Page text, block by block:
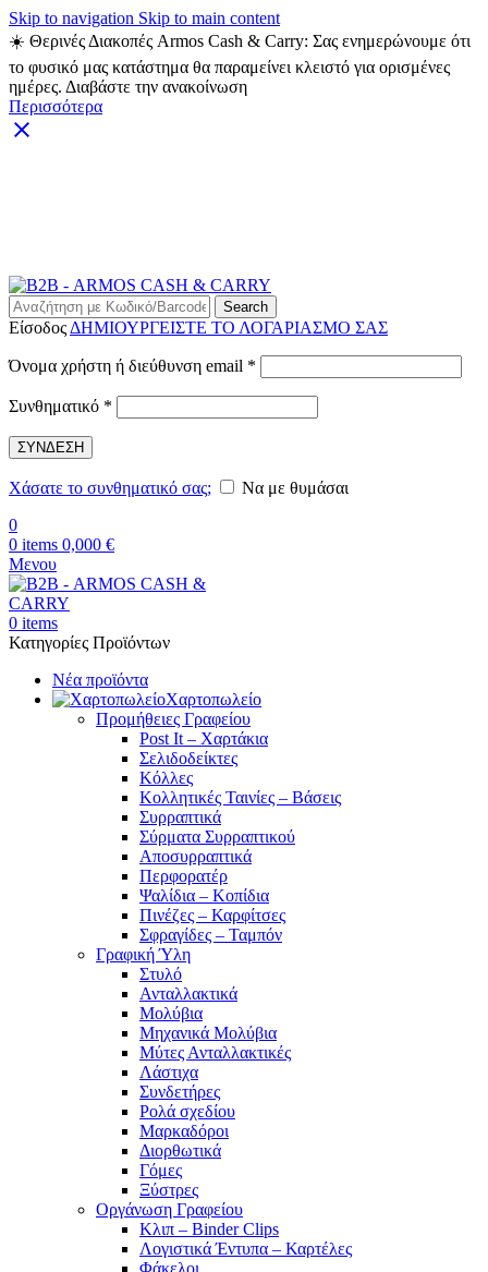
Skip to navigation Skip to main content
☀️ Θερινές Διακοπές Armos Cash & Carry: Σας ενημερώνουμε ότι
το φυσικό μας κατάστημα θα παραμείνει κλειστό για ορισμένες
ημέρες. Διαβάστε την ανακοίνωση
Περισσότερα
Search
Είσοδος ΔΗΜΙΟΥΡΓΕΙΣΤΕ ΤΟ ΛΟΓΑΡΙΑΣΜΟ ΣΑΣ
Όνομα χρήστη ή διεύθυνση email *
Συνθηματικό *
ΣΥΝΔΕΣΗ
Χάσατε το συνθηματικό σας;
Να με θυμάσαι
0
0 items 0,000 €
Μενου
0 items
Κατηγορίες Προϊόντων
Νέα προϊόντα
Χαρτοπωλείο
Προμήθειες Γραφείου
Post It – Χαρτάκια
Σελιδοδείκτες
Κόλλες
Κολλητικές Ταινίες – Βάσεις
Συρραπτικά
Σύρματα Συρραπτικού
Αποσυρραπτικά
Περφορατέρ
Ψαλίδια – Κοπίδια
Πινέζες – Καρφίτσες
Σφραγίδες – Ταμπόν
Γραφική Ύλη
Στυλό
Ανταλλακτικά
Μολύβια
Μηχανικά Μολύβια
Μύτες Ανταλλακτικές
Λάστιχα
Συνδετήρες
Ρολά σχεδίου
Μαρκαδόροι
Διορθωτικά
Γόμες
Ξύστρες
Οργάνωση Γραφείου
Κλιπ – Binder Clips
Λογιστικά Έντυπα – Καρτέλες
Φάκελοι